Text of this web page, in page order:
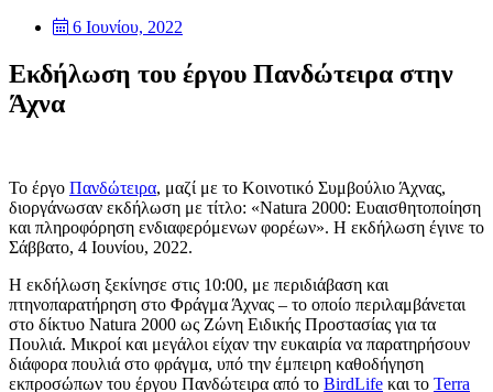
6 Ιουνίου, 2022
Εκδήλωση του έργου Πανδώτειρα στην
Άχνα
Το έργο Πανδώτειρα, μαζί με το Κοινοτικό Συμβούλιο Άχνας,
διοργάνωσαν εκδήλωση με τίτλο: «Natura 2000: Ευαισθητοποίηση
και πληροφόρηση ενδιαφερόμενων φορέων». Η εκδήλωση έγινε το
Σάββατο, 4 Ιουνίου, 2022.
Η εκδήλωση ξεκίνησε στις 10:00, με περιδιάβαση και
πτηνοπαρατήρηση στο Φράγμα Άχνας – το οποίο περιλαμβάνεται
στο δίκτυο Natura 2000 ως Ζώνη Ειδικής Προστασίας για τα
Πουλιά. Μικροί και μεγάλοι είχαν την ευκαιρία να παρατηρήσουν
διάφορα πουλιά στο φράγμα, υπό την έμπειρη καθοδήγηση
εκπροσώπων του έργου Πανδώτειρα από το BirdLife και το Terra